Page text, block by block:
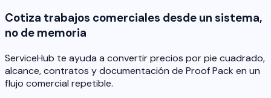
Cotiza trabajos comerciales desde un sistema,
no de memoria
ServiceHub te ayuda a convertir precios por pie cuadrado,
alcance, contratos y documentación de Proof Pack en un
flujo comercial repetible.